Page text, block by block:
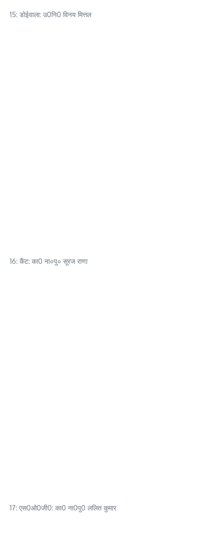
15: डोईवाला: उ0नि0 विनय मित्तल
16: कैंट: का0 ना०पु० सूरज राणा
17: एस0ओ0जी0: का0 ना0पु0 ललित कुमार